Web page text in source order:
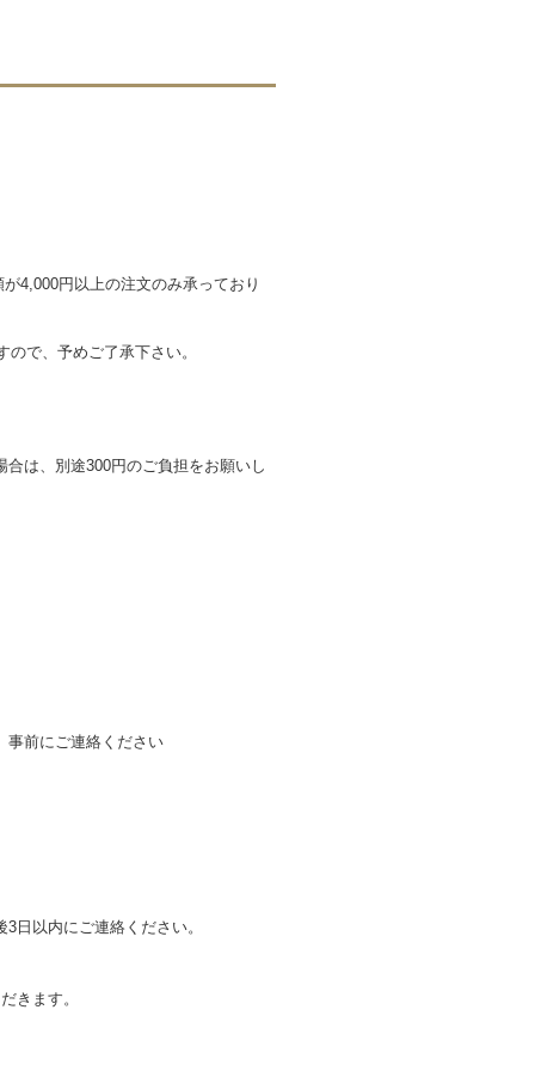
4,000円以上の注文のみ承っており
で、予めご了承下さい。
は、別途300円のご負担をお願いし
事前にご連絡ください
日以内にご連絡ください。
きます。